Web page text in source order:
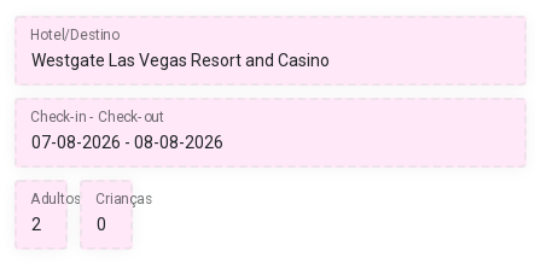
Hotel/Destino
Check-in - Check-out
Adultos Crianças